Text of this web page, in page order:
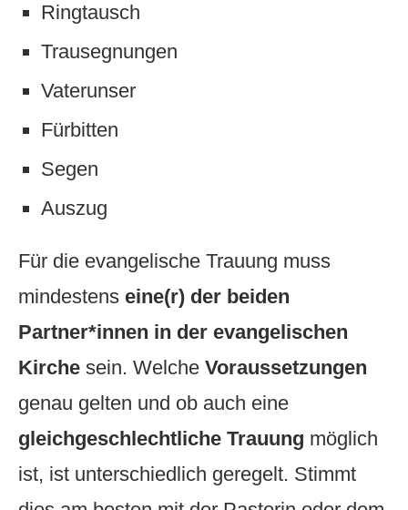
Ringtausch
Trausegnungen
Vaterunser
Fürbitten
Segen
Auszug
Für die evangelische Trauung muss
mindestens eine(r) der beiden
Partner*innen in der evangelischen
Kirche sein. Welche Voraussetzungen
genau gelten und ob auch eine
gleichgeschlechtliche Trauung möglich
ist, ist unterschiedlich geregelt. Stimmt